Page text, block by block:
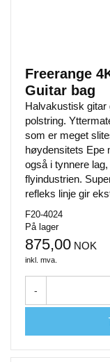
Freerange
Guitar bag
Halvakustisk gitar
polstring.
som er meget
høydensitets Epe
også i tynnere
flyindustrien.
refleks linje gir
F20-4024
På lager
875,00 NOK
inkl. mva.
-